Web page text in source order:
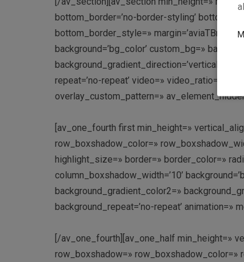
bottom_border=’no-border-styling’
bottom_border_style=»
background=’bg_color’ custom_bg=»
background_gradient_direction=’vertical’
repeat=’no-repeat’ video=»
overlay_custom_pattern=»
[av_one_fourth first min_height=»
row_boxshadow_color=»
highlight_size=» border=» border_color=»
column_boxshadow_width=’10’
background_gradient_color2=»
background_repeat=’no-repeat’ animation=»
[/av_one_fourth][av_one_half min_height=»
row_boxshadow=» row_boxshadow_color=»